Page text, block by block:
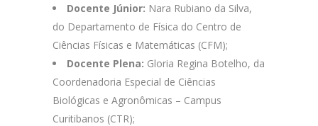
Docente Júnior: Nara Rubiano da Silva,
do Departamento de Física do Centro de
Ciências Físicas e Matemáticas (CFM);
Docente Plena: Gloria Regina Botelho, da
Coordenadoria Especial de Ciências
Biológicas e Agronômicas – Campus
Curitibanos (CTR);